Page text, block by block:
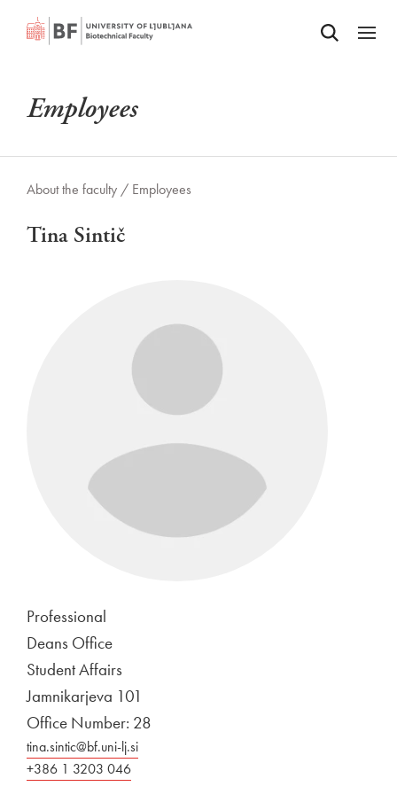
SKIP TO MAIN CONTENTOdpri iskalnik
Odpri
Employees
About the faculty / Employees
Tina Sintič
Professional
Deans Office
Student Affairs
Jamnikarjeva 101
Office Number: 28
tina.sintic@bf.uni-lj.si
+386 1 3203 046